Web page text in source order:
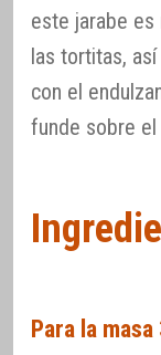
este jarabe es
las tortitas,
con el
funde sobre
Para la masa